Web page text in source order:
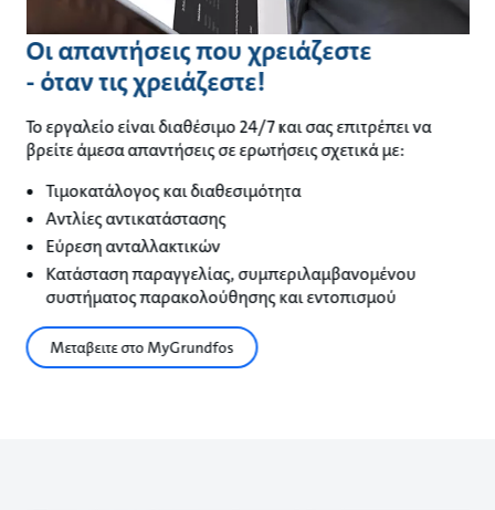
Οι απαντήσεις που χρειάζεστε
- όταν τις χρειάζεστε!
Το εργαλείο είναι διαθέσιμο 24/7 και σας επιτρέπει να
βρείτε άμεσα απαντήσεις σε ερωτήσεις σχετικά με:
Τιμοκατάλογος και διαθεσιμότητα
Αντλίες αντικατάστασης
Εύρεση ανταλλακτικών
Κατάσταση παραγγελίας, συμπεριλαμβανομένου
συστήματος παρακολούθησης και εντοπισμού
Μεταβειτε στο MyGrundfos